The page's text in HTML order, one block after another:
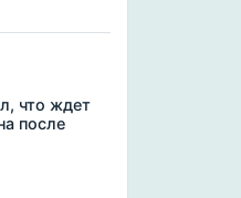
что ждет
после